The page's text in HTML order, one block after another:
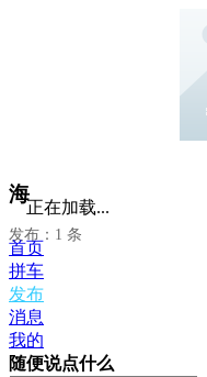
海
发布：1 条
正在加载...
首页
拼车
发布
消息
我的
随便说点什么